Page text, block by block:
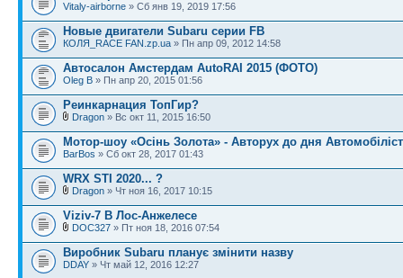
Vitaly-airborne » Сб янв 19, 2019 17:56
Новые двигатели Subaru серии FB
КОЛЯ_RACE FAN.zp.ua » Пн апр 09, 2012 14:58
Автосалон Амстердам AutoRAI 2015 (ФОТО)
Oleg B » Пн апр 20, 2015 01:56
Реинкарнация ТопГир?
Dragon » Вс окт 11, 2015 16:50
Мотор-шоу «Осінь Золота» - Авторух до дня
BarBos » Сб окт 28, 2017 01:43
WRX STI 2020... ?
Dragon » Чт ноя 16, 2017 10:15
Viziv-7 В Лос-Анжелесе
DOC327 » Пт ноя 18, 2016 07:54
Виробник Subaru планує змінити назву
DDAY » Чт май 12, 2016 12:27